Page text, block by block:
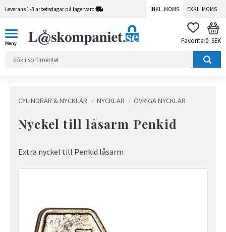
Leverans 1-3 arbetsdagar på lagervaror INKL. MOMS EXKL. MOMS
FAVORITER
0 SEK
CYLINDRAR & NYCKLAR NYCKLAR ÖVRIGA NYCKLAR
Nyckel till låsarm Penkid
Extra nyckel till Penkid låsarm